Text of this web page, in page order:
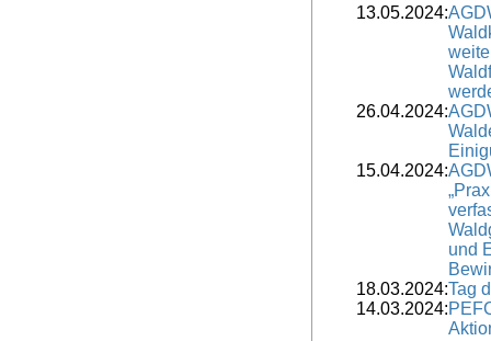
13.05.2024:
26.04.2024:
15.04.2024:
und
18.03.2024:Tag
14.03.2024: